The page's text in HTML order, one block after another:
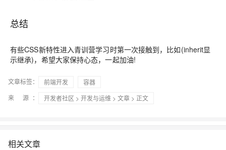
总结
有些CSS新特性进入青训营学习时第一次接触到，比如(inherit显
示继承)，希望大家保持心态，一起加油!
文章标签： 前端开发
容器
来 源：
开发者社区 > 开发与运维 > 文章 > 正文
相关文章